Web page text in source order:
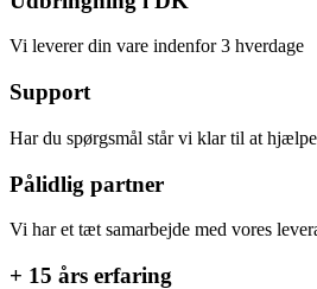
Vi leverer din vare indenfor 3 hverdage
Support
Har du spørgsmål står vi klar til at
Pålidlig partner
Vi har et tæt samarbejde med vores
+ 15 års erfaring